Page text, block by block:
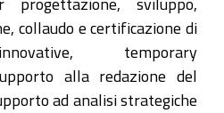
progettazione, sviluppo,
collaudo e certificazione di
temporary
alla redazione del
ad analisi strategiche